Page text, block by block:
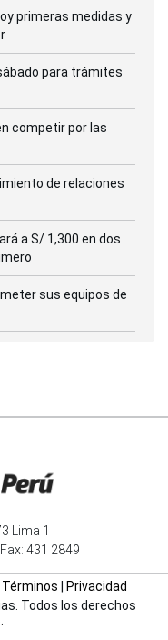
primeras medidas y
para trámites
competir por las
de relaciones
a S/ 1,300 en dos
sus equipos de
Lima 1
431 2849
Términos
Privacidad
Todos los derechos